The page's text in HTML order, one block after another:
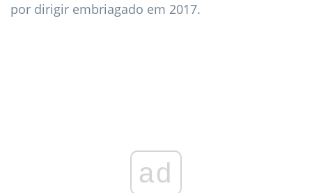
por dirigir embriagado em 2017.
ad